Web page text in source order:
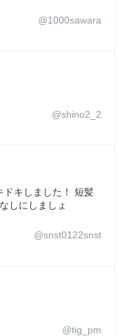
@1000sawara
@shino2_2
キしました！ 短髪
しにしましょ
@snst0122snst
@tig_pm